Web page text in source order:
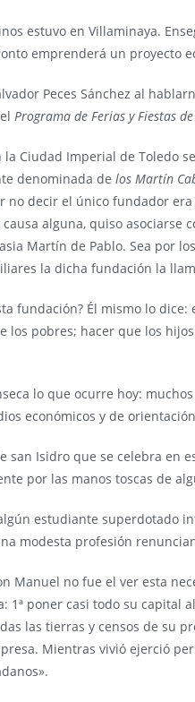
estuvo en Villaminaya.
emprenderá un proyecto
Peces Sánchez al
Programa de Ferias y Fiestas
la Ciudad Imperial de Toledo
denominada de los Martín
no decir el único fundador
alguna, quiso asociarse
Martín de Pablo. Sea por
la dicha fundación la
fundación? Él mismo lo
los pobres; hacer que los
lo que ocurre hoy:
económicos y de
san Isidro que se celebra en
por las manos toscas de
estudiante superdotado
modesta profesión
Manuel no fue el ver esta
1ª poner casi todo su capital
las tierras y censos de su
Mientras vivió ejerció